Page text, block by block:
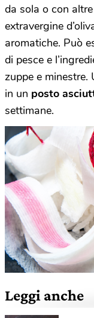
da sola o con
extravergine
aromatiche. Può
di pesce e
zuppe e
in un posto
settimane.
Leggi anche